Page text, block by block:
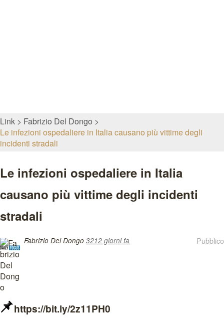
Link
Fabrizio Del Dongo
Le infezioni ospedaliere in Italia causano più vittime degli
incidenti stradali
Le infezioni ospedaliere in Italia
causano più vittime degli incidenti
stradali
Pubblico
Fabrizio Del Dongo 3212 giorni fa
https://bit.ly/2z11PH0